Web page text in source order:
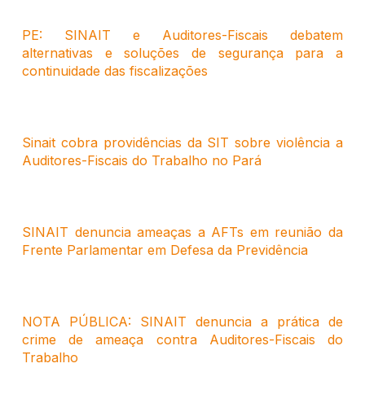
PE: SINAIT e Auditores-Fiscais debatem
alternativas e soluções de segurança para a
continuidade das fiscalizações
Sinait cobra providências da SIT sobre violência a
Auditores-Fiscais do Trabalho no Pará
SINAIT denuncia ameaças a AFTs em reunião da
Frente Parlamentar em Defesa da Previdência
NOTA PÚBLICA: SINAIT denuncia a prática de
crime de ameaça contra Auditores-Fiscais do
Trabalho